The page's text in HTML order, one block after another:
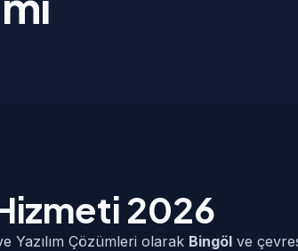
2026
Yazılım Çözümleri olarak Bingöl ve